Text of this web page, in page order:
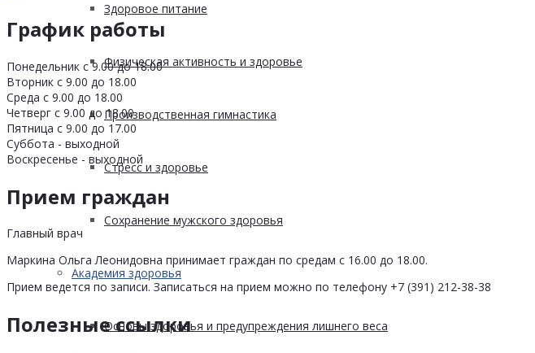
Здоровое питание
Физическая активность и здоровье
Производственная гимнастика
Стресс и здоровье
Сохранение мужского здоровья
Академия здоровья
Основы здоровья и предупреждения лишнего веса
График работы
Понедельник с 9.00 до 18.00
Вторник с 9.00 до 18.00
Среда с 9.00 до 18.00
Четверг с 9.00 до 18.00
Пятница с 9.00 до 17.00
Суббота - выходной
Воскресенье - выходной
Прием граждан
Главный врач
Маркина Ольга Леонидовна принимает граждан по средам с 16.00 до 18.00.
Прием ведется по записи. Записаться на прием можно по телефону +7 (391) 212-38-38
Полезные ссылки